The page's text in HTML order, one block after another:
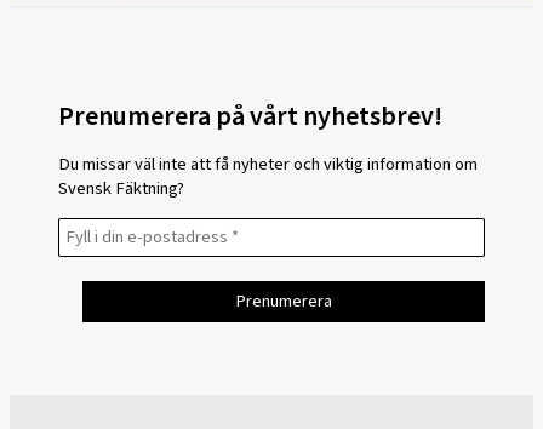
Prenumerera på vårt nyhetsbrev!
Du missar väl inte att få nyheter och viktig information om
Svensk Fäktning?